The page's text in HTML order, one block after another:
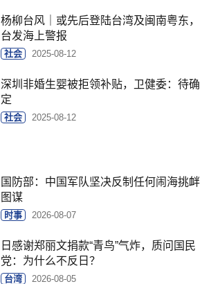
杨柳台风｜或先后登陆台湾及闽南粤东，
台发海上警报
社会 2025-08-12
深圳非婚生婴被拒领补贴，卫健委：待确
定
社会 2025-08-12
国防部：中国军队坚决反制任何闹海挑衅
图谋
时事 2026-08-07
日感谢郑丽文捐款“青鸟”气炸，质问国民
党：为什么不反日？
台湾 2026-08-05